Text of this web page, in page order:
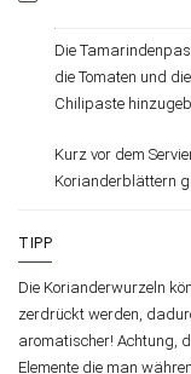
Die
die Tomaten und
Chilipaste
Kurz vor dem
Korianderblättern
TIPP
Die Korianderwurzeln
zerdrückt werden,
aromatischer! Achtung,
Elemente die man